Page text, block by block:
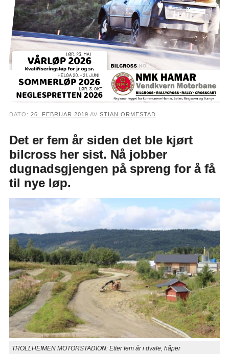
DATO: 26. FEBRUAR 2019 AV STIAN ORMESTAD
Det er fem år siden det ble kjørt
bilcross her sist. Nå jobber
dugnadsgjengen på spreng for å få
til nye løp.
TROLLHEIMEN MOTORSTADION: Etter fem år i dvale, håper